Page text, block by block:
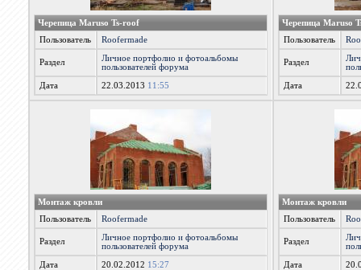
Черепица Maruso Ts-roof
Пользователь
Roofermade
Раздел
Личное портфолио и фотоальбомы
пользователей форума
Дата 22.03.2013 11:55
Черепица Maruso
Пользователь
Раздел
Дата
Монтаж кровли
Пользователь
Roofermade
Раздел
Личное портфолио и фотоальбомы
пользователей форума
Дата 20.02.2012 15:27
Монтаж кровли
Пользователь
Раздел
Дата